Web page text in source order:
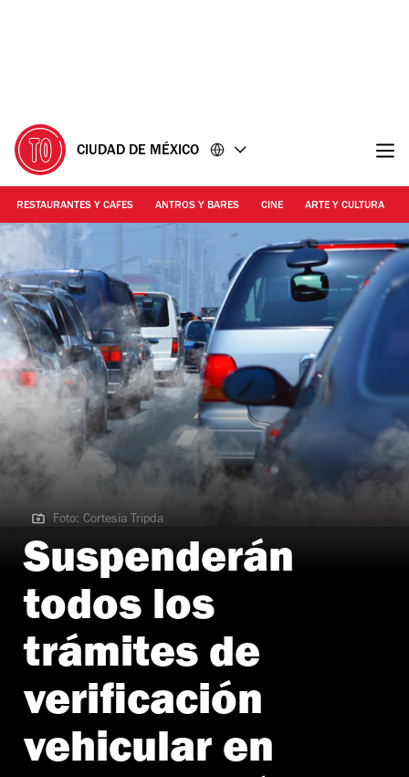
CIUDAD DE MÉXICO
RESTAURANTES Y CAFES ANTROS Y BARES CINE ARTE Y CULTURA
Foto: Cortesía Tripda
Foto: Cortesía Tripda
Suspenderán
todos los
trámites de
verificación
vehicular en